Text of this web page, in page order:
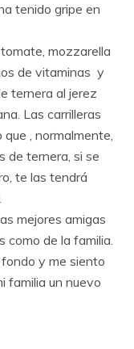
tenido gripe en
mozzarella
de vitaminas y
ternera al jerez
Las carrilleras
, normalmente,
de ternera, si se
te las tendrá
mejores amigas
como de la familia.
y me siento
familia un nuevo